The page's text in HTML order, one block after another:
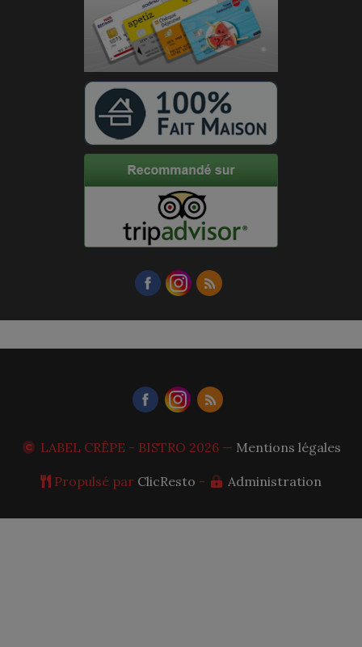
LABEL CRÊPE - BISTRO 2026 — Mentions légales
Propulsé par ClicResto - Administration